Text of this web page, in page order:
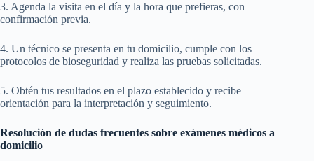
3. Agenda la visita en el día y la hora que prefieras, con
confirmación previa.
4. Un técnico se presenta en tu domicilio, cumple con los
protocolos de bioseguridad y realiza las pruebas solicitadas.
5. Obtén tus resultados en el plazo establecido y recibe
orientación para la interpretación y seguimiento.
Resolución de dudas frecuentes sobre exámenes médicos a
domicilio